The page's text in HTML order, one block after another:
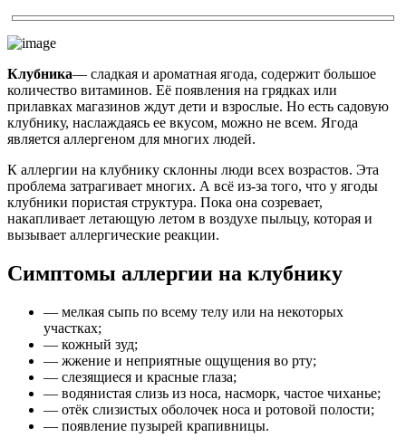
Клубника— сладкая и ароматная ягода, содержит большое
количество витаминов. Её появления на грядках или
прилавках магазинов ждут дети и взрослые. Но есть садовую
клубнику, наслаждаясь ее вкусом, можно не всем. Ягода
является аллергеном для многих людей.
К аллергии на клубнику склонны люди всех возрастов. Эта
проблема затрагивает многих. А всё из-за того, что у ягоды
клубники пористая структура. Пока она созревает,
накапливает летающую летом в воздухе пыльцу, которая и
вызывает аллергические реакции.
Симптомы аллергии на клубнику
— мелкая сыпь по всему телу или на некоторых
участках;
— кожный зуд;
— жжение и неприятные ощущения во рту;
— слезящиеся и красные глаза;
— водянистая слизь из носа, насморк, частое чиханье;
— отёк слизистых оболочек носа и ротовой полости;
— появление пузырей крапивницы.